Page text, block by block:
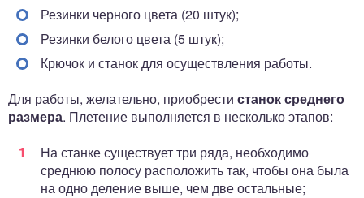
Резинки черного цвета (20 штук);
Резинки белого цвета (5 штук);
Крючок и станок для осуществления работы.
Для работы, желательно, приобрести станок среднего
размера. Плетение выполняется в несколько этапов:
На станке существует три ряда, необходимо
среднюю полосу расположить так, чтобы она была
на одно деление выше, чем две остальные;